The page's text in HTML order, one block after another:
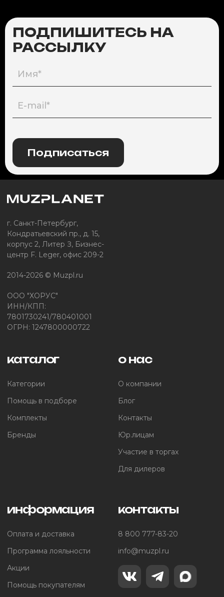
ПОДПИШИТЕСЬ НА
РАССЫЛКУ
Подписаться
г. Санкт-Петербург,
Кондратьевский пр., д. 15,
корпус 2, Литер З, Бизнес-
центр F. Leger, офис 209-2
2014-2026 © Muzpl.ru
ООО "ХОРУС"
ИНН/КПП:
7801730241/780401001
ОГРН: 1247800000722
каталог
Категории
Помощь в подборе
Комплекты
Бренды
о нас
О компании
Блог
Контакты
Юр.лицам
Участие в торгах
Для дилеров
информация
Оплата и доставка
Программа лояльности
Акции
Помощь покупателям
контакты
8 800 777-83-20
info@muzpl.ru